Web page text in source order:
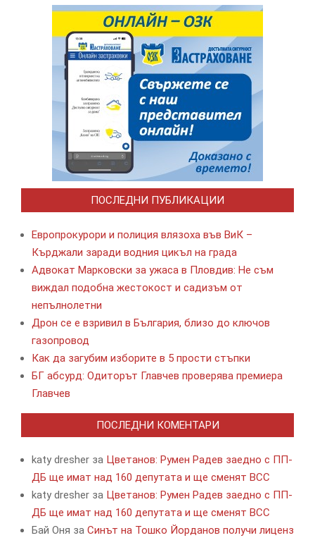
ПОСЛЕДНИ ПУБЛИКАЦИИ
Европрокурори и полиция влязоха във ВиК –
Кърджали заради водния цикъл на града
Адвокат Марковски за ужаса в Пловдив: Не съм
виждал подобна жестокост и садизъм от
непълнолетни
Дрон се е взривил в България, близо до ключов
газопровод
Как да загубим изборите в 5 прости стъпки
БГ абсурд: Одиторът Главчев проверява премиера
Главчев
ПОСЛЕДНИ КОМЕНТАРИ
katy dresher за Цветанов: Румен Радев заедно с ПП-
ДБ ще имат над 160 депутата и ще сменят ВСС
katy dresher за Цветанов: Румен Радев заедно с ПП-
ДБ ще имат над 160 депутата и ще сменят ВСС
Бай Оня за Синът на Тошко Йорданов получи лиценз